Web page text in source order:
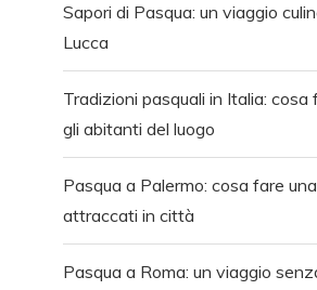
Sapori di Pasqua: un viaggio
Lucca
Tradizioni pasquali in Italia:
gli abitanti del luogo
Pasqua a Palermo: cosa fare
attraccati in città
Pasqua a Roma: un viaggio